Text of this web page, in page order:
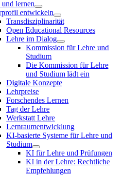
lernen
entwickeln
Transdisziplinarität
Open Educational Resources
Lehre im Dialog
Kommission für Lehre und
Studium
Die Kommission für Lehre
und Studium lädt ein
Digitale Konzepte
Lehrpreise
Forschendes Lernen
Tag der Lehre
Werkstatt Lehre
Lernraumentwicklung
KI-basierte Systeme für Lehre und
Studium
KI für Lehre und Prüfungen
KI in der Lehre: Rechtliche
Empfehlungen